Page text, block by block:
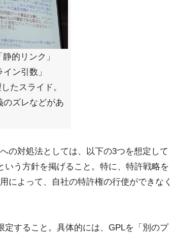
的リンク」
ン引数」
たスライド。
のズレなどがあ
の対処法としては、以下の3つを想定して
う方針を掲げること。特に、特許戦略を
によって、自社の特許権の行使ができなく
すること。具体的には、GPLを「別のプ